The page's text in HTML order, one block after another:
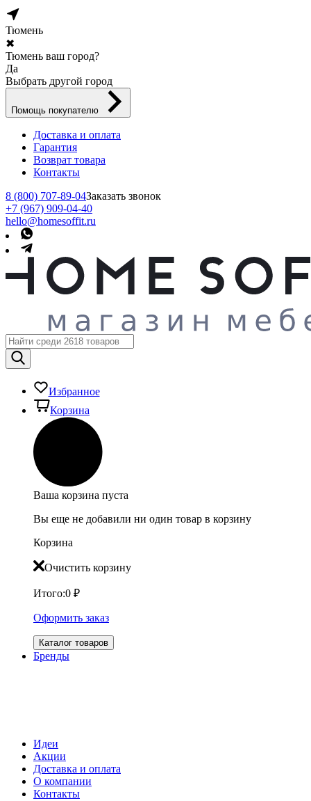
Тюмень
✖
Тюмень ваш город?
Да
Выбрать другой город
Помощь покупателю
Доставка и оплата
Гарантия
Возврат товара
Контакты
8 (800) 707-89-04Заказать звонок
+7 (967) 909-04-40
hello@homesoffit.ru
Избранное
Корзина
Ваша корзина пуста
Вы еще не добавили ни один товар в корзину
Корзина
Очистить корзину
Итого:0 ₽
Оформить заказ
Каталог товаров
Бренды
Идеи
Акции
Доставка и оплата
О компании
Контакты